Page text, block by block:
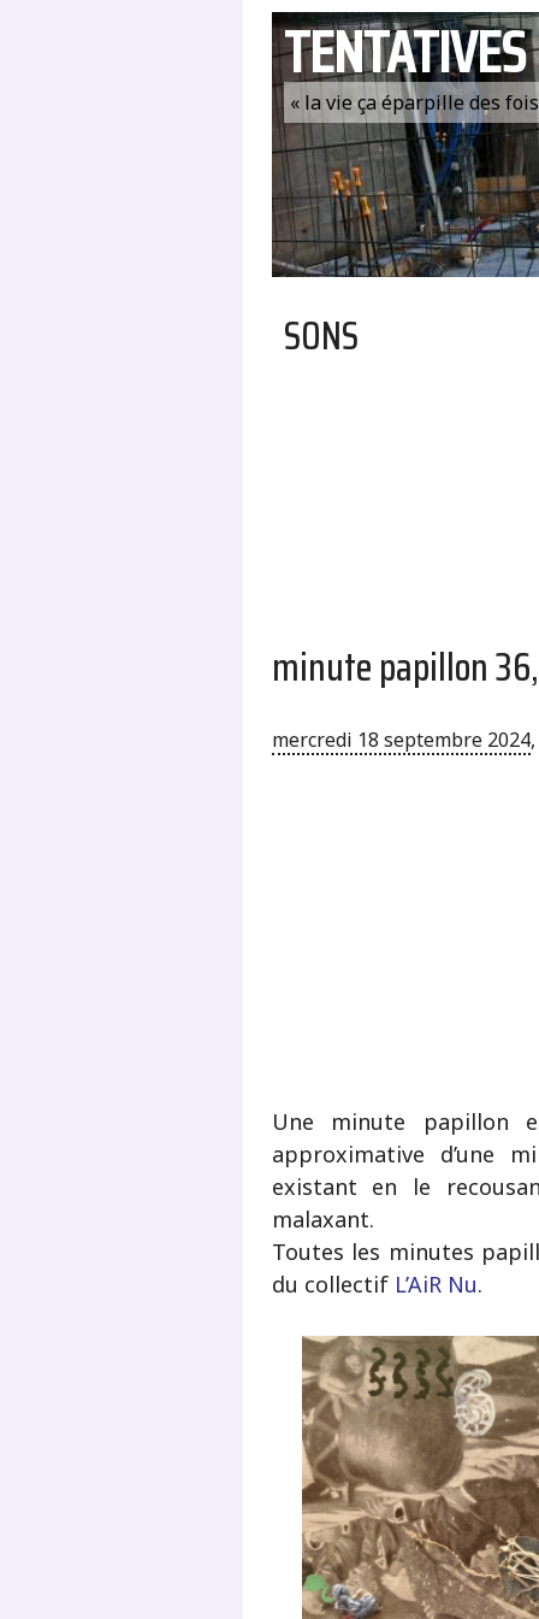
TENTATIVES
« la vie ça éparpille des
SONS
minute papillon
mercredi 18 septembre 2024,
Une minute papillon
approximative d’une
existant en le
malaxant.
Toutes les minutes
du collectif L’AiR Nu.